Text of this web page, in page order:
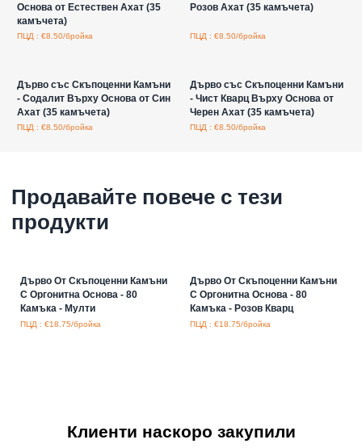
Основа от Естествен Ахат (35
камъчета)
ПЦД : €8.50/бройка
Розов Ахат (35 камъчета)
ПЦД : €8.50/бройка
Дърво със Скъпоценни Камъни
- Содалит Върху Основа от Син
Ахат (35 камъчета)
ПЦД : €8.50/бройка
Дърво със Скъпоценни Камъни
- Чист Кварц Върху Основа от
Черен Ахат (35 камъчета)
ПЦД : €8.50/бройка
Продавайте повече с тези
продукти
Дърво От Скъпоценни Камъни
С Оргонитна Основа - 80
Камъка - Мулти
ПЦД : €18.75/бройка
Дърво От Скъпоценни Камъни
С Оргонитна Основа - 80
Камъка - Розов Кварц
ПЦД : €18.75/бройка
Клиенти наскоро закупили